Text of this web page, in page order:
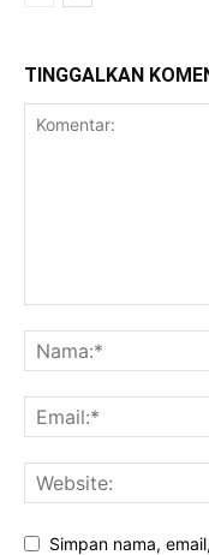
TINGGALKAN
Simpan nama,